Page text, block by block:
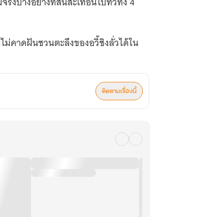
ม่คาดฝันชวนตะลึงของอวี้ชิงลั่วได้ใน​
ติดตามเรื่องนี้